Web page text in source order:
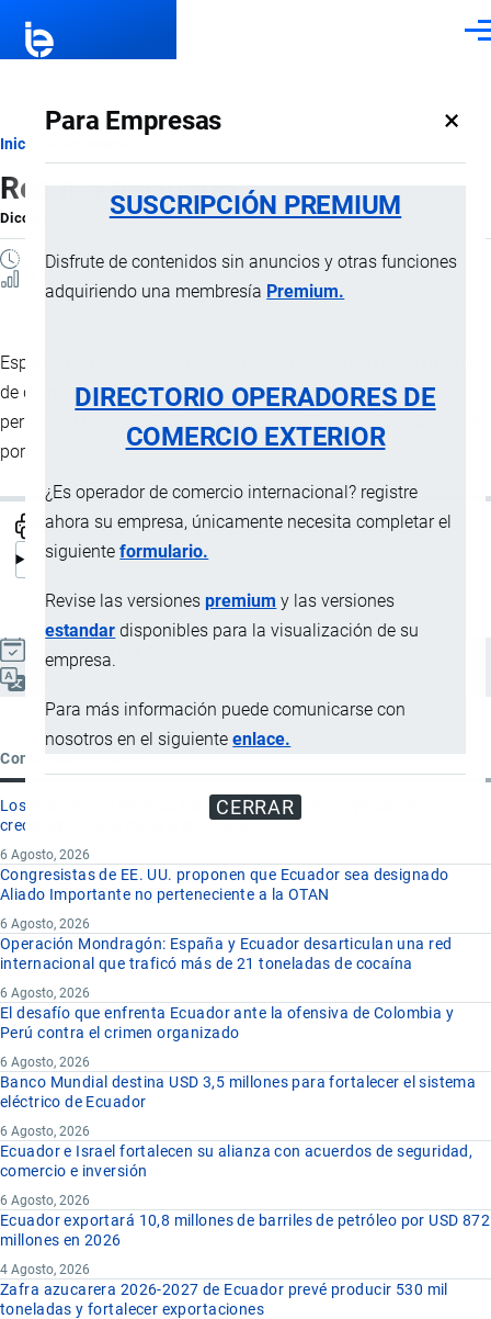
Para Empresas ×
SUSCRIPCIÓN PREMIUM
Disfrute de contenidos sin anuncios y otras funciones
adquiriendo una membresía Premium.
DIRECTORIO OPERADORES DE
COMERCIO EXTERIOR
¿Es operador de comercio internacional? registre
ahora su empresa, únicamente necesita completar el
siguienteformulario.
Revise las versionespremium y las versiones
estandar disponibles para la visualización de su
empresa.
Para más información puede comunicarse con
nosotros en el siguienteenlace.
CERRAR
Ruta
de
navegación
Inicio
Recinto portuario
Diccionario porImportaciones …, 8 Septiembre, 2024
1 MINUTO
Espacio comprendido entre las obras de abrigo o línea externa
de demarcación del área operativa acuática y el límite
perimetral terrestre del área en que se ubican las instalaciones
portuarias.
Contenido reciente
Los 8 proyectos mineros más importantes que impulsan el
crecimiento de la minería en Ecuador
6 Agosto, 2026
Congresistas de EE. UU. proponen que Ecuador sea designado
Aliado Importante no perteneciente a la OTAN
6 Agosto, 2026
Operación Mondragón: España y Ecuador desarticulan una red
internacional que traficó más de 21 toneladas de cocaína
6 Agosto, 2026
El desafío que enfrenta Ecuador ante la ofensiva de Colombia y
Perú contra el crimen organizado
6 Agosto, 2026
Banco Mundial destina USD 3,5 millones para fortalecer el sistema
eléctrico de Ecuador
6 Agosto, 2026
Ecuador e Israel fortalecen su alianza con acuerdos de seguridad,
comercio e inversión
6 Agosto, 2026
Ecuador exportará 10,8 millones de barriles de petróleo por USD 872
millones en 2026
4 Agosto, 2026
Zafra azucarera 2026-2027 de Ecuador prevé producir 530 mil
toneladas y fortalecer exportaciones